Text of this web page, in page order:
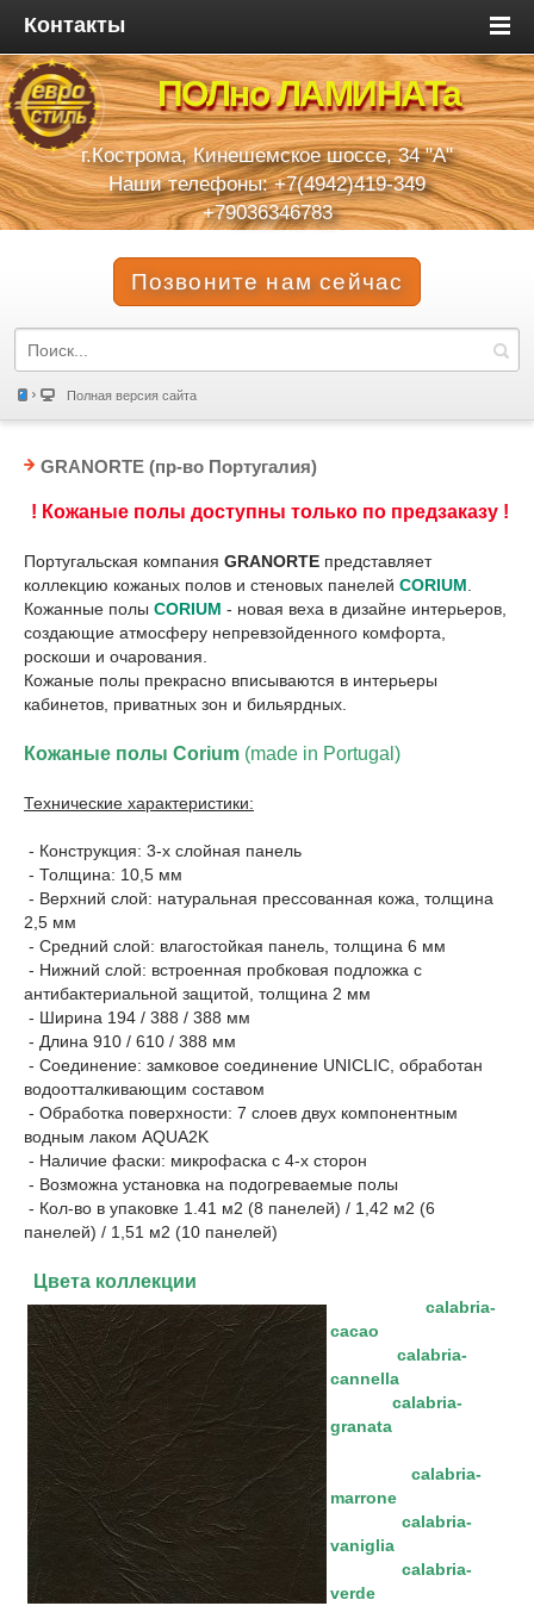
Контакты
ПОЛно ЛАМИНАТа
г.Кострома, Кинешемское шоссе, 34 "А"
Наши телефоны: +7(4942)419-349
+79036346783
Позвоните нам сейчас
Полная версия сайта
GRANORTE (пр-во Португалия)
! Кожаные полы доступны только по предзаказу !
Португальская компания GRANORTE представляет
коллекцию кожаных полов и стеновых панелей CORIUM
Кожанные полы CORIUM - новая веха в дизайне интерьеров,
создающие атмосферу непревзойденного комфорта,
роскоши и очарования.
Кожаные полы прекрасно вписываются в интерьеры
кабинетов, приватных зон и бильярдных.
Кожаные полы Corium (made in Portugal)
Технические характеристики:
- Конструкция: 3-х слойная панель
- Толщина: 10,5 мм
- Верхний слой: натуральная прессованная кожа, толщина
2,5 мм
- Средний слой: влагостойкая панель, толщина 6 мм
- Нижний слой: встроенная пробковая подложка с
антибактериальной защитой, толщина 2 мм
- Ширина 194 / 388 / 388 мм
- Длина 910 / 610 / 388 мм
- Соединение: замковое соединение UNICLIC, обработан
водоотталкивающим составом
- Обработка поверхности: 7 слоев двух компонентным
водным лаком AQUA2K
- Наличие фаски: микрофаска с 4-х сторон
- Возможна установка на подогреваемые полы
- Кол-во в упаковке 1.41 м2 (8 панелей) / 1,42 м2 (6
панелей) / 1,51 м2 (10 панелей)
Цвета коллекции
calabria-
cacao
calabria-
cannella
calabria-
granata
calabria-
marrone
calabria-
vaniglia
calabria-
verde